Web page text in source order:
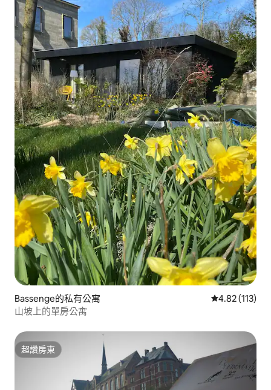
Bassenge的私有公寓 從 113 則評價
4.82 (113)
山坡上的單房公寓
超讚房東
超讚房東